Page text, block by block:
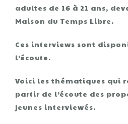
adultes de 16 à 21 ans,
Maison du Temps Libre.
Ces interviews sont
l’écoute.
Voici les thématiques qui
partir de l’écoute des
jeunes interviewés.